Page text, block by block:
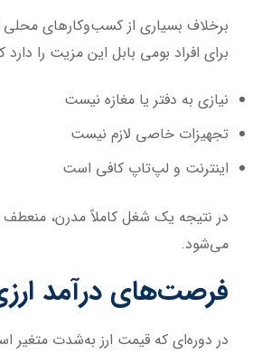
برخلاف بسیاری از کسب‌وکارهای
برای افراد بومی بابل این مزیت را دارد
نیازی به دفتر یا مغازه نیست
تجهیزات خاصی لازم نیست
اینترنت و لپ‌تاپ کافی است
در نتیجه یک شغل کاملاً مدرن،
می‌شود.
فرصت‌های درآمد
در دوره‌ای که قیمت ارز به‌شدت متغیر